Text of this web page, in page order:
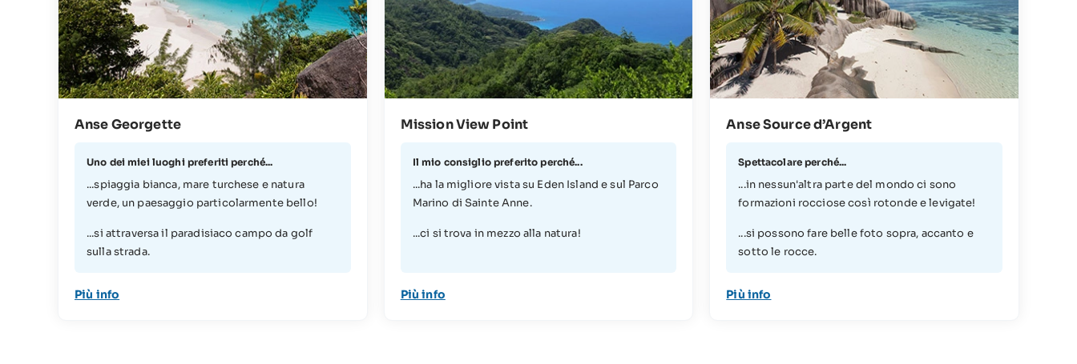
Anse Georgette
Uno dei miei luoghi preferiti perché...
...spiaggia bianca, mare turchese e natura
verde, un paesaggio particolarmente bello!
...si attraversa il paradisiaco campo da golf
sulla strada.
Più info
Mission View Point
Il mio consiglio preferito perché...
...ha la migliore vista su Eden Island e sul Parco
Marino di Sainte Anne.
...ci si trova in mezzo alla natura!
Più info
Anse Source d’Argent
Spettacolare perché...
...in nessun'altra parte del mondo ci sono
formazioni rocciose così rotonde e levigate!
...si possono fare belle foto sopra, accanto e
sotto le rocce.
Più info